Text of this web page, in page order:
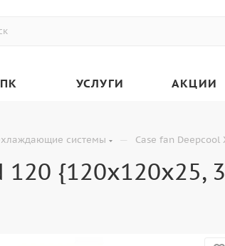
УСЛУГИ АКЦИИ
системы — Case fan Deepcool
120 {120x120x25,